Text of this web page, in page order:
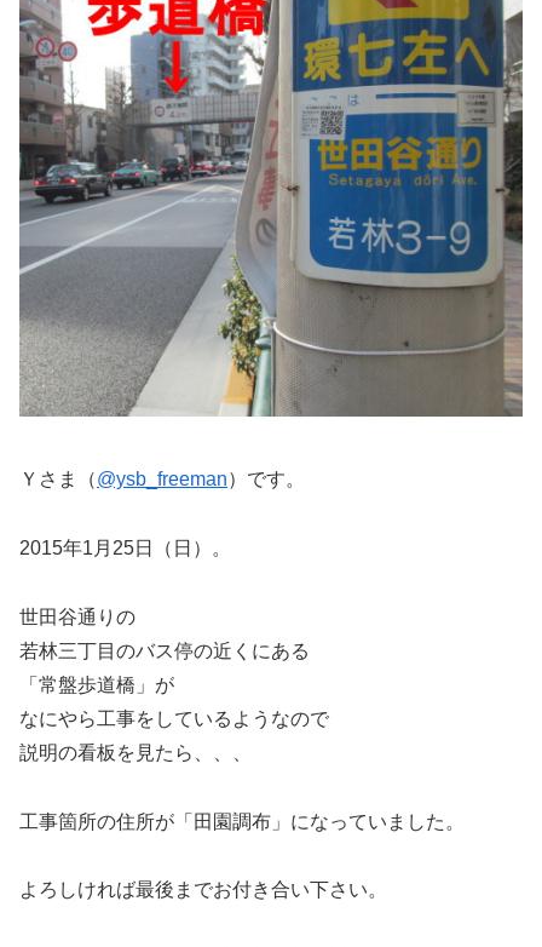
Ｙさま（@ysb_freeman）です。
2015年1月25日（日）。
世田谷通りの
若林三丁目のバス停の近くにある
「常盤歩道橋」が
なにやら工事をしているようなので
説明の看板を見たら、、、
工事箇所の住所が「田園調布」になっていました。
よろしければ最後までお付き合い下さい。